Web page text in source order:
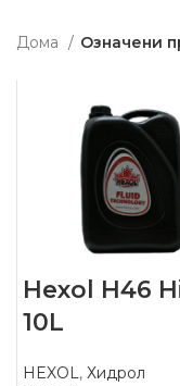
Дома Означени
Hexol H46
10L
HEXOL, Хидрол